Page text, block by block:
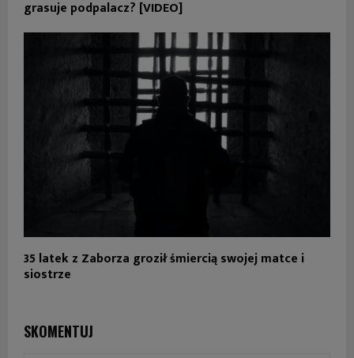
grasuje podpalacz? [VIDEO]
35 latek z Zaborza groził śmiercią swojej matce i
siostrze
SKOMENTUJ